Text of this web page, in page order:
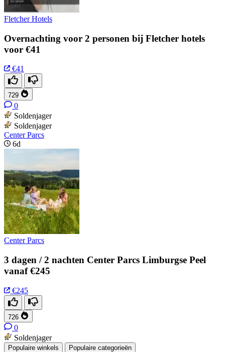
Fletcher Hotels
Overnachting voor 2 personen bij Fletcher hotels
voor €41
€41
729
0
Soldenjager
Soldenjager
Center Parcs
6d
Center Parcs
3 dagen / 2 nachten Center Parcs Limburgse Peel
vanaf €245
€245
726
0
Soldenjager
Populaire winkels Populaire categorieën